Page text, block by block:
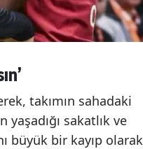
takımın sahadaki
sakatlık ve
büyük bir kayıp olarak